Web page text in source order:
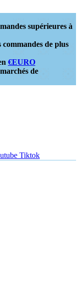
supérieures à
commandes de plus
€EURO
de
Tiktok